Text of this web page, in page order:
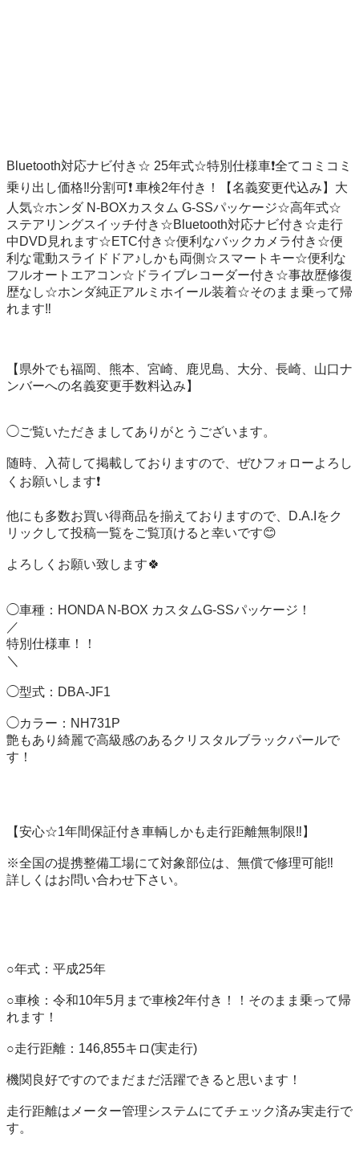
Bluetooth対応ナビ付き☆ 25年式☆特別仕様車❗️全てコミコミ
乗り出し価格‼️分割可❗️ 車検2年付き！【名義変更代込み】大
人気☆ホンダ N-BOXカスタム G-SSパッケージ☆高年式☆
ステアリングスイッチ付き☆Bluetooth対応ナビ付き☆走行
中DVD見れます☆ETC付き☆便利なバックカメラ付き☆便
利な電動スライドドア♪しかも両側☆スマートキー☆便利な
フルオートエアコン☆ドライブレコーダー付き☆事故歴修復
歴なし☆ホンダ純正アルミホイール装着☆そのまま乗って帰
れます‼️
【県外でも福岡、熊本、宮崎、鹿児島、大分、長崎、山口ナ
ンバーへの名義変更手数料込み】
◯ご覧いただきましてありがとうございます。
随時、入荷して掲載しておりますので、ぜひフォローよろし
くお願いします❗️
他にも多数お買い得商品を揃えておりますので、D.A.Iをク
リックして投稿一覧をご覧頂けると幸いです😊
よろしくお願い致します🍀
◯車種：HONDA N-BOX カスタムG-SSパッケージ！
／
特別仕様車！！
＼
◯型式：DBA-JF1
◯カラー：NH731P
艶もあり綺麗で高級感のあるクリスタルブラックパールで
す！
【安心☆1年間保証付き車輌しかも走行距離無制限‼️】
※全国の提携整備工場にて対象部位は、無償で修理可能‼️
詳しくはお問い合わせ下さい。
○年式：平成25年
○車検：令和10年5月まで車検2年付き！！そのまま乗って帰
れます！
○走行距離：146,855キロ(実走行)
機関良好ですのでまだまだ活躍できると思います！
走行距離はメーター管理システムにてチェック済み実走行で
す。